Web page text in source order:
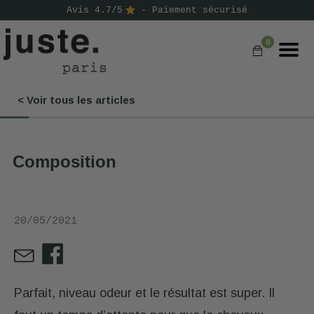
Avis 4.7/5 - Paiement sécurisé
0
< Voir tous les articles
Composition
20/05/2021
Parfait, niveau odeur et le résultat est super. Il
COMMANDER
NOS GAMMES
D'ESSAI
⭐